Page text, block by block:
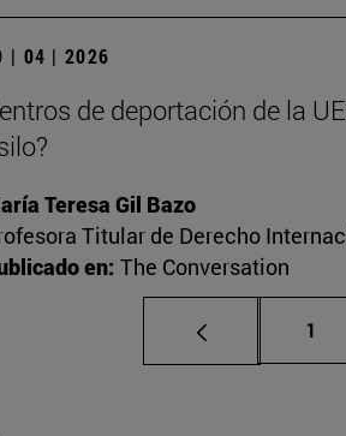
| 04 | 2026
de deportación de la
Teresa Gil Bazo
Titular de Derecho
en: The Conversation
1